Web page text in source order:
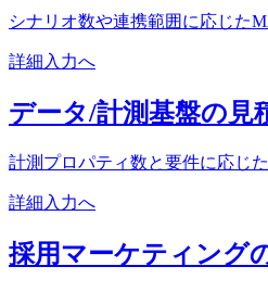
シナリオ数や連携範囲に応じた
詳細入力へ
データ/計測基盤の見
計測プロパティ数と要件に応じ
詳細入力へ
採用マーケティング